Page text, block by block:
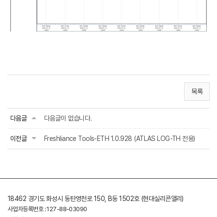
목록
다음글 다음글이 없습니다.
이전글 Freshliance Tools-ETH 1.0.928 (ATLAS LOG-TH 전용)
18462 경기도 화성시 동탄영천로 150, B동 1502호 (현대실리콘앨리)
사업자등록번호 : 127-88-03090